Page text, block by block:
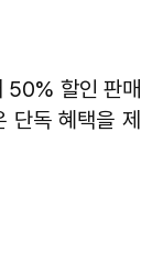
50% 할인 판매
단독 혜택을 제